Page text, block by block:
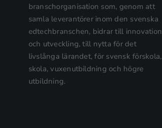
branschorganisation som, genom att
samla leverantörer inom den svenska
edtechbranschen, bidrar till innovation
och utveckling, till nytta för det
livslånga lärandet, för svensk förskola,
skola, vuxenutbildning och högre
utbildning.